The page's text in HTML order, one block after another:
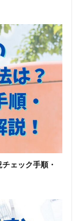
ェック手順・